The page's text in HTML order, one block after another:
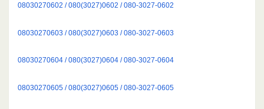
08030270602 / 080(3027)0602 / 080-3027-0602
08030270603 / 080(3027)0603 / 080-3027-0603
08030270604 / 080(3027)0604 / 080-3027-0604
08030270605 / 080(3027)0605 / 080-3027-0605